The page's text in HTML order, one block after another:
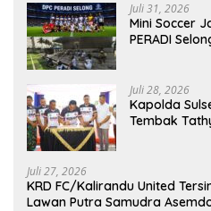
Juli 31, 2026
Mini Soccer
PERADI
Juli 28, 2026
Kapolda
Tembak
Juli 27, 2026
KRD FC/Kalirandu United
Lawan Putra Samudra